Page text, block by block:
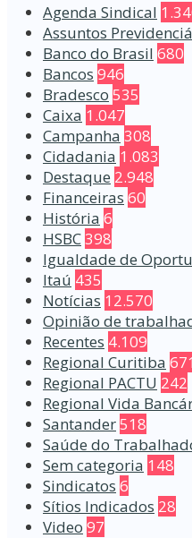
Agenda Sindical
Assuntos
Banco do Brasil 680
Bancos 946
Bradesco 535
Caixa 1.047
Campanha 308
Cidadania 1.083
Destaque 2.948
Financeiras 60
História 6
HSBC398
Igualdade de
Itaú 435
Notícias 12.570
Opinião de
Recentes 4.109
Regional Curitiba 671
Regional PACTU 242
Regional Vida
Santander518
Saúde do
Sem categoria 148
Sindicatos 6
Sítios Indicados 28
Video 97